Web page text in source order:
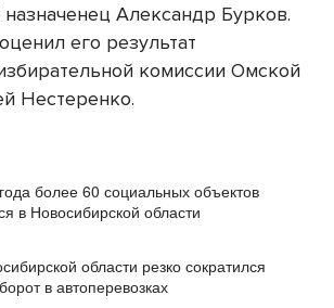
Александр Бурков.
его результат
комиссии Омской
Нестеренко.
более 60 социальных объектов
в Новосибирской области
области резко сократился
в автоперевозках